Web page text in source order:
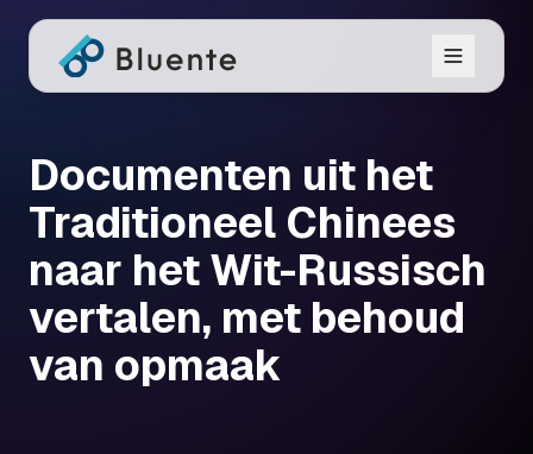
Documenten uit het
Traditioneel Chinees
naar het Wit-Russisch
vertalen, met behoud
van opmaak